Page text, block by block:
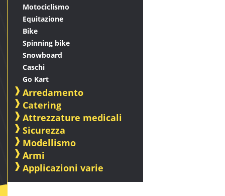
Motociclismo
Equitazione
Bike
Spinning bike
Snowboard
Caschi
Go Kart
Arredamento
Catering
Attrezzature medicali
Sicurezza
Modellismo
Armi
Applicazioni varie